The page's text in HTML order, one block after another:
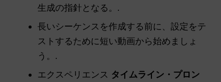
生成の指針となる。.
長いシーケンスを作成する前に、設定をテ
ストするために短い動画から始めましょ
う。.
エクスペリエンス タイムライン・プロン